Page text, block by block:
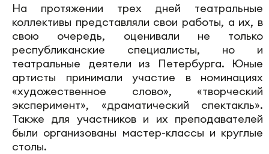
На протяжении трех дней театральные
коллективы представляли свои работы, а их, в
свою очередь, оценивали не только
республиканские специалисты, но и
театральные деятели из Петербурга. Юные
артисты принимали участие в номинациях
«художественное слово», «творческий
эксперимент», «драматический спектакль».
Также для участников и их преподавателей
были организованы мастер-классы и круглые
столы.